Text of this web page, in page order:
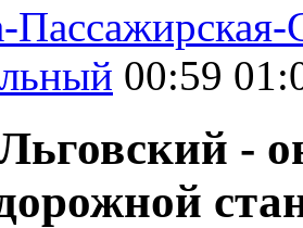
00:59
-